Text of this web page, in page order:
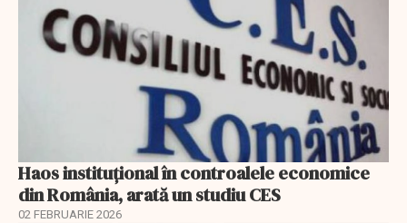
Haos instituțional în controalele economice
din România, arată un studiu CES
02 FEBRUARIE 2026